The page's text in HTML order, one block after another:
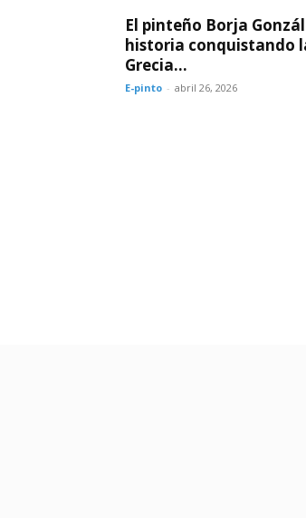
El pinteño Borja
historia conquistando
Grecia...
E-pinto - abril 26, 2026